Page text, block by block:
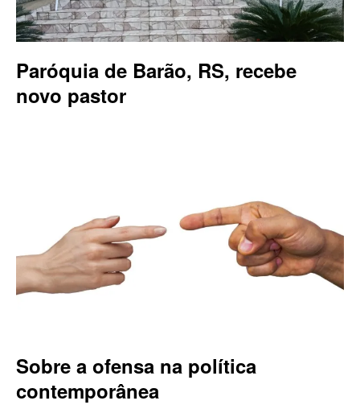
Paróquia de Barão, RS, recebe
novo pastor
Sobre a ofensa na política
contemporânea